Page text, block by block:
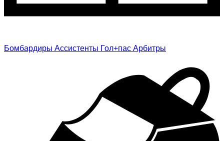
Бомбардиры Ассистенты Гол+пас Арбитры